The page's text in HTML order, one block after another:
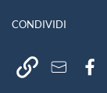
CONDIVIDI